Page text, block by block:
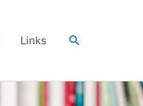
Links Zoeken